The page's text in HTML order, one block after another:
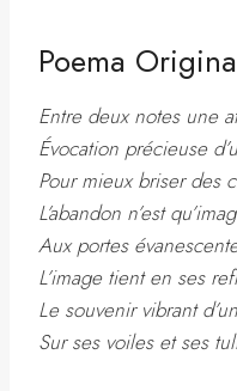
​Poema
Entre deux notes une
Évocation précieuse
Pour mieux briser des
L’abandon n’est
Aux portes
L’image tient en ses
Le souvenir vibrant
Sur ses voiles et ses